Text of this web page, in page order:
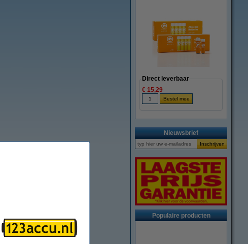
Direct leverbaar
€ 15,29
Nieuwsbrief
Populaire producten